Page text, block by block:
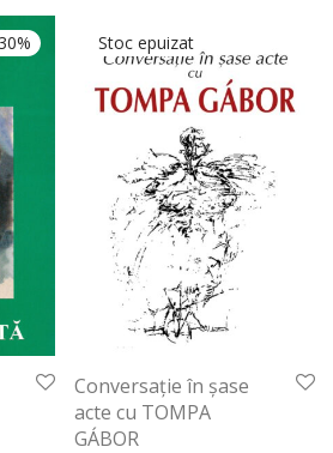
25,00 lei.
Conversaţie în şase
acte cu TOMPA
GÁBOR